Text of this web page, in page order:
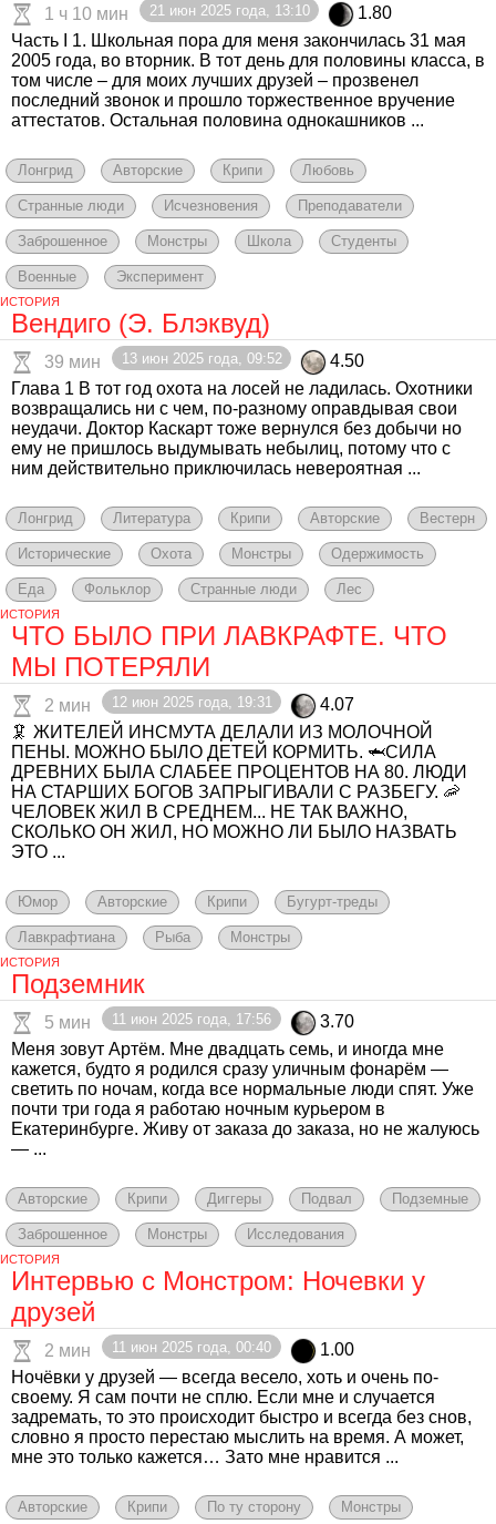
1 ч 10 мин 21 июн 2025 года, 13:10
1.80
Часть I 1. Школьная пора для меня закончилась 31 мая
2005 года, во вторник. В тот день для половины класса, в
том числе – для моих лучших друзей – прозвенел
последний звонок и прошло торжественное вручение
аттестатов. Остальная половина однокашников ...
Лонгрид Авторские Крипи Любовь
Странные люди Исчезновения Преподаватели
Заброшенное Монстры Школа Студенты
Военные Эксперимент
ИСТОРИЯ
Вендиго (Э. Блэквуд)
39 мин 13 июн 2025 года, 09:52
4.50
Глава 1 В тот год охота на лосей не ладилась. Охотники
возвращались ни с чем, по-разному оправдывая свои
неудачи. Доктор Каскарт тоже вернулся без добычи но
ему не пришлось выдумывать небылиц, потому что с
ним действительно приключилась невероятная ...
Лонгрид Литература Крипи Авторские Вестерн
Исторические Охота Монстры Одержимость
Еда Фольклор Странные люди Лес
ИСТОРИЯ
ЧТО БЫЛО ПРИ ЛАВКРАФТЕ. ЧТО
МЫ ПОТЕРЯЛИ
2 мин 12 июн 2025 года, 19:31
4.07
🦑 ЖИТЕЛЕЙ ИНСМУТА ДЕЛАЛИ ИЗ МОЛОЧНОЙ
ПЕНЫ. МОЖНО БЫЛО ДЕТЕЙ КОРМИТЬ. 🦈СИЛА
ДРЕВНИХ БЫЛА СЛАБЕЕ ПРОЦЕНТОВ НА 80. ЛЮДИ
НА СТАРШИХ БОГОВ ЗАПРЫГИВАЛИ С РАЗБЕГУ. 🦐
ЧЕЛОВЕК ЖИЛ В СРЕДНЕМ... НЕ ТАК ВАЖНО,
СКОЛЬКО ОН ЖИЛ, НО МОЖНО ЛИ БЫЛО НАЗВАТЬ
ЭТО ...
Юмор Авторские Крипи Бугурт-треды
Лавкрафтиана Рыба Монстры
ИСТОРИЯ
Подземник
5 мин 11 июн 2025 года, 17:56
3.70
Меня зовут Артём. Мне двадцать семь, и иногда мне
кажется, будто я родился сразу уличным фонарём —
светить по ночам, когда все нормальные люди спят. Уже
почти три года я работаю ночным курьером в
Екатеринбурге. Живу от заказа до заказа, но не жалуюсь
— ...
Авторские Крипи Диггеры Подвал Подземные
Заброшенное Монстры Исследования
ИСТОРИЯ
Интервью с Монстром: Ночевки у
друзей
2 мин 11 июн 2025 года, 00:40
1.00
Ночёвки у друзей — всегда весело, хоть и очень по-
своему. Я сам почти не сплю. Если мне и случается
задремать, то это происходит быстро и всегда без снов,
словно я просто перестаю мыслить на время. А может,
мне это только кажется… Зато мне нравится ...
Авторские Крипи По ту сторону Монстры